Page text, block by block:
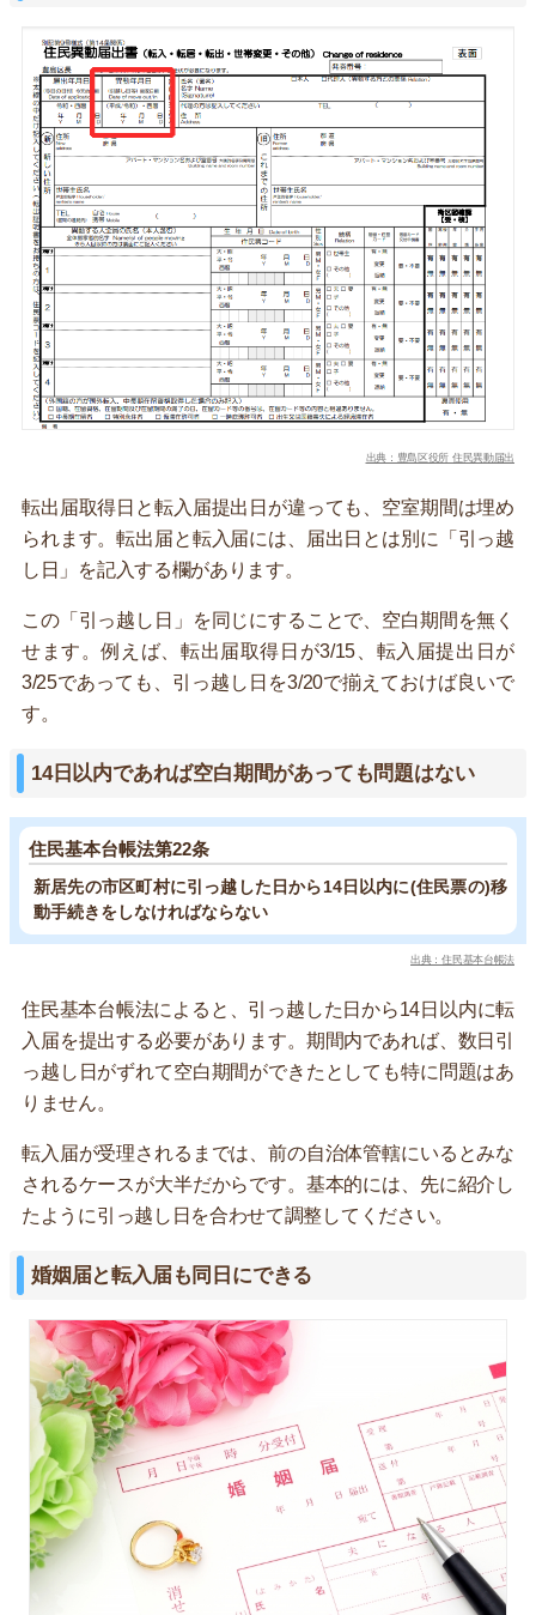
出典：豊島区役所 住民異動届出
転出届取得日と転入届提出日が違っても、空室期間は埋め
られます。転出届と転入届には、届出日とは別に「引っ越
し日」を記入する欄があります。
この「引っ越し日」を同じにすることで、空白期間を無く
せます。例えば、転出届取得日が3/15、転入届提出日が
3/25であっても、引っ越し日を3/20で揃えておけば良いで
す。
14日以内であれば空白期間があっても問題はない
住民基本台帳法第22条
新居先の市区町村に引っ越した日から14日以内に(住民票の)移
動手続きをしなければならない
出典：住民基本台帳法
住民基本台帳法によると、引っ越した日から14日以内に転
入届を提出する必要があります。期間内であれば、数日引
っ越し日がずれて空白期間ができたとしても特に問題はあ
りません。
転入届が受理されるまでは、前の自治体管轄にいるとみな
されるケースが大半だからです。基本的には、先に紹介し
たように引っ越し日を合わせて調整してください。
婚姻届と転入届も同日にできる